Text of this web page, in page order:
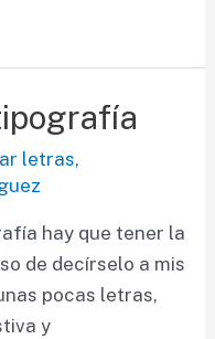
letras,
hay que tener la
de decírselo a mis
pocas letras,
y